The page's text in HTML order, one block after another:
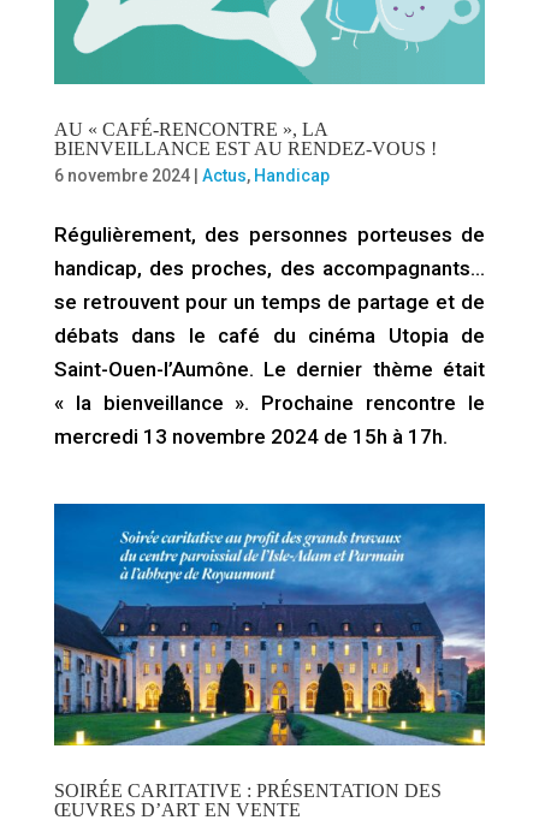
AU « CAFÉ-RENCONTRE », LA
BIENVEILLANCE EST AU RENDEZ-VOUS !
6 novembre 2024| Actus, Handicap
Régulièrement, des personnes porteuses de
handicap, des proches, des accompagnants…
se retrouvent pour un temps de partage et de
débats dans le café du cinéma Utopia de
Saint-Ouen-l’Aumône. Le dernier thème était
« la bienveillance ». Prochaine rencontre le
mercredi 13 novembre 2024 de 15h à 17h.
SOIRÉE CARITATIVE : PRÉSENTATION DES
ŒUVRES D’ART EN VENTE